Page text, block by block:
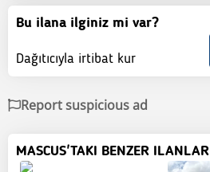
Bu ilana ilginiz mi var?
Dağıtıcıyla irtibat kur
Report suspicious ad
MASCUS'TAKI BENZER ILANLAR